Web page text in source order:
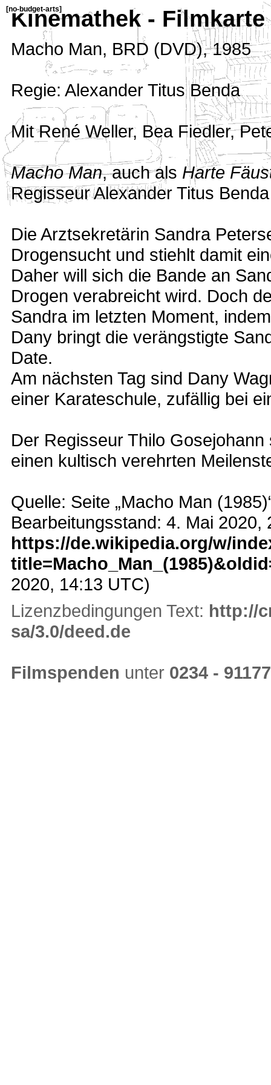
[no-budget-arts]
Kinemathek - Filmkarte
Macho Man, BRD (DVD),1985
Regie: Alexander Titus Benda
Mit René Weller, Bea Fiedler,
Macho Man, auch als Harte
Regisseur Alexander Titus
Die Arztsekretärin Sandra
Drogensucht und stiehlt damit
Daher will sich die Bande an
Drogen verabreicht wird. Doch
Sandra im letzten Moment,
Dany bringt die verängstigte
Date.
Am nächsten Tag sind Dany
einer Karateschule, zufällig bei
Der Regisseur Thilo
einen kultisch verehrten
Quelle: Seite „Macho Man
Bearbeitungsstand: 4. Mai 2020,
https://de.wikipedia.org/w/
2020, 14:13 UTC)
Lizenzbedingungen Text: http://
sa/3.0/deed.de
Filmspenden unter 0234 -